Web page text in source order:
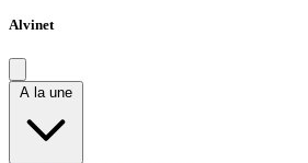
Alvinet
A la une